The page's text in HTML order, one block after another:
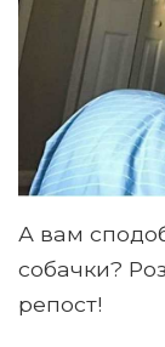
А вам
собачки?
репост!